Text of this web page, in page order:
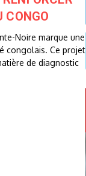
CONGO
Noire marque une
congolais. Ce projet
de diagnostic